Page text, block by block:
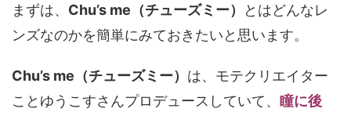
まずは、 Chu’s me（チューズミー）
とはどんなレ
ンズなのかを簡単にみておきたいと思います。
Chu’s me（チューズミー） は、モテクリエイター
ことゆうこすさんプロデュースしていて、 瞳に後